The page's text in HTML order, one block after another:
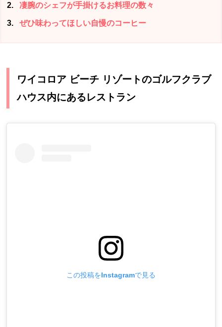
2 凄腕のシェフが手掛けるお料理の数々
3 ぜひ味わってほしい自慢のコーヒー
ワイコロア ビーチ リゾートのゴルフクラブ
ハウス内にあるレストラン
この投稿をInstagramで見る